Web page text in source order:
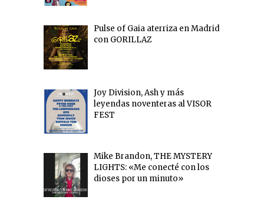
Pulse of Gaia aterriza en Madrid
con GORILLAZ
Joy Division, Ash y más
leyendas noventeras al VISOR
FEST
Mike Brandon, THE MYSTERY
LIGHTS: «Me conecté con los
dioses por un minuto»